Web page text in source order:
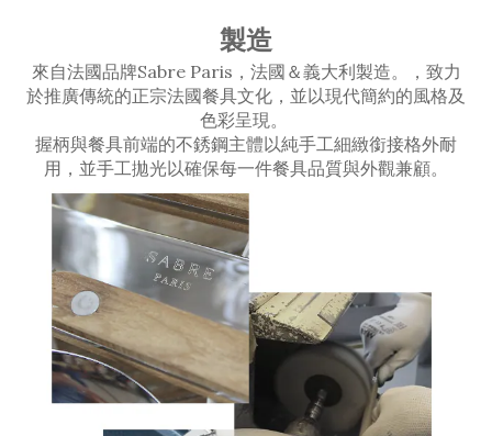
製造
來自法國品牌Sabre Paris，法國＆義大利製造。，致力
於推廣傳統的正宗法國餐具文化，並以現代簡約的風格及
色彩呈現。
握柄與餐具前端的不銹鋼主體以純手工細緻銜接格外耐
用，並手工拋光以確保每一件餐具品質與外觀兼顧。